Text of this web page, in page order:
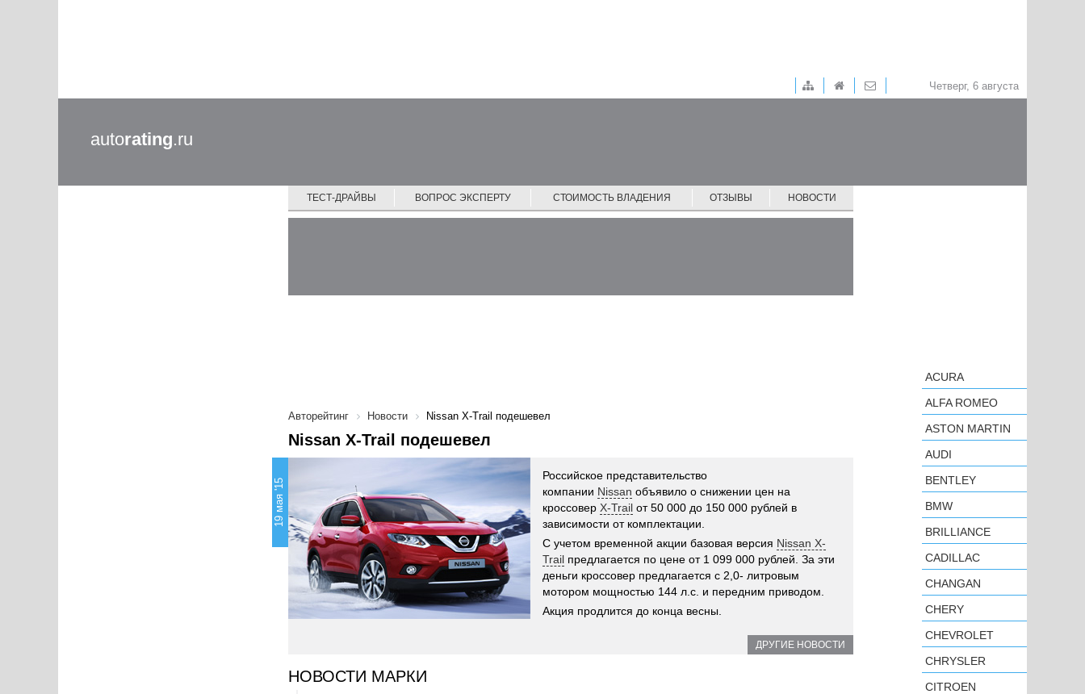
Четверг, 6 августа
autorating.ru
ТЕСТ-ДРАЙВЫ ВОПРОС ЭКСПЕРТУ СТОИМОСТЬ ВЛАДЕНИЯ ОТЗЫВЫ НОВОСТИ
Авторейтинг Новости Nissan X-Trail подешевел
Nissan X-Trail подешевел
19 мая '15
Российское представительство
компании Nissan объявило о снижении цен на
кроссовер X-Trail от 50 000 до 150 000 рублей в
зависимости от комплектации.
С учетом временной акции базовая версия Nissan X-
Trail предлагается по цене от 1 099 000 рублей. За эти
деньги кроссовер предлагается с 2,0- литровым
мотором мощностью 144 л.с. и передним приводом.
Акция продлится до конца весны.
ДРУГИЕ НОВОСТИ
НОВОСТИ МАРКИ
ACURA
ALFA ROMEO
ASTON MARTIN
AUDI
BENTLEY
BMW
BRILLIANCE
CADILLAC
CHANGAN
CHERY
CHEVROLET
CHRYSLER
CITROEN